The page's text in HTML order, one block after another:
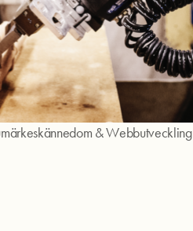
&Webbutveckling